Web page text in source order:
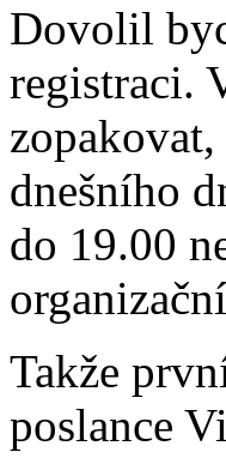
Dovolil
registraci.
dnešního
do 19.00
Takže
poslance